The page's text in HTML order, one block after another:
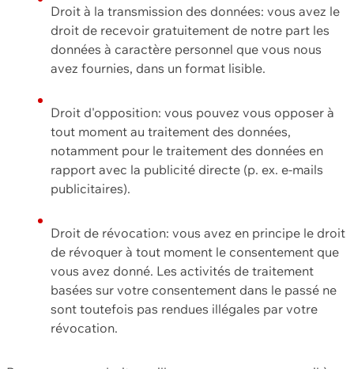
Droit à la transmission des données: vous avez le
droit de recevoir gratuitement de notre part les
données à caractère personnel que vous nous
avez fournies, dans un format lisible.
Droit d'opposition: vous pouvez vous opposer à
tout moment au traitement des données,
notamment pour le traitement des données en
rapport avec la publicité directe (p. ex. e-mails
publicitaires).
Droit de révocation: vous avez en principe le droit
de révoquer à tout moment le consentement que
vous avez donné. Les activités de traitement
basées sur votre consentement dans le passé ne
sont toutefois pas rendues illégales par votre
révocation.